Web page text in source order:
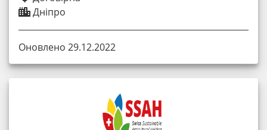
Дніпро
Оновлено 29.12.2022